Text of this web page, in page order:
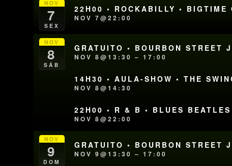
NOV
7
SEX
22H00 • ROCKABILLY • BIGTIME
NOV 7@22:00
NOV
8
SÁB
GRATUITO • BOURBON STREET
NOV 8@13:30 – 17:00
14H30 • AULA-SHOW • THE
NOV 8@14:30
22H00 • R & B • BLUES BEATLES
NOV 8@22:00
NOV
9
DOM
GRATUITO • BOURBON STREET
NOV 9@13:30 – 17:00